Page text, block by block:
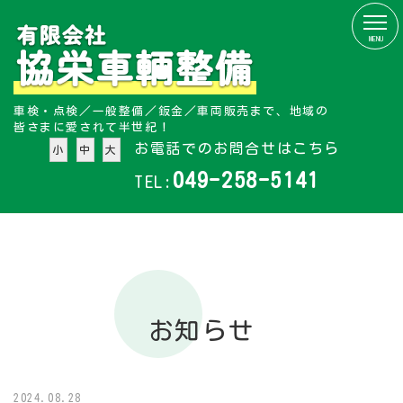
車検・点検／一般整備／鈑金／車両販売まで、地域の
皆さまに愛されて半世紀！
お電話でのお問合せはこちら
TEL: 049-258-5141
小 中 大
MENU
お知らせ
2024.08.28